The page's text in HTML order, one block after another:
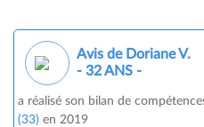
Avis de Doriane V.
- 32 ANS -
a réalisé son bilan de
(33) en 2019